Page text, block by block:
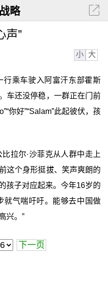
略
声”
小 大
行乘车驶入阿富汗东部霍斯
车还没停稳，一群正在门前
你好”“Salam”此起彼伏，孩
拉尔·沙菲克从人群中走上
这个身形挺拔、笑声爽朗的
孩子对应起来。今年16岁的
就气喘吁吁。能够去中国做
兴。”
下一页